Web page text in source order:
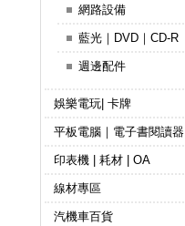
網路設備
藍光｜DVD｜CD-R
週邊配件
娛樂電玩| 卡牌
平板電腦｜電子書閱讀器
印表機 | 耗材 | OA
線材專區
汽機車百貨